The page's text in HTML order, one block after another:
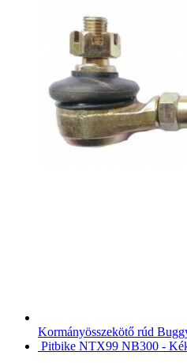
Kormányösszekötő rúd
Pitbike NTX99 NB300 -